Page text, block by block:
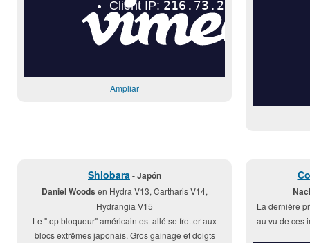
Ampliar
Shiobara- Japón
Daniel Woods en Hydra V13, Cartharis V14,
Hydrangia V15
Le "top bloqueur" américain est allé se frotter aux
blocs extrêmes japonais. Gros gainage et doigts
La dernière
au vu de ces